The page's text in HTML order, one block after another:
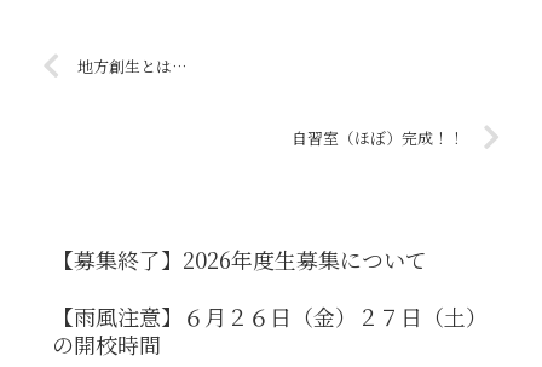
地方創生とは…
自習室（ほぼ）完成！！
【募集終了】2026年度生募集について
【雨風注意】６月２６日（金）２７日（土）
の開校時間